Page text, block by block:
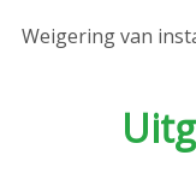
Weigering van